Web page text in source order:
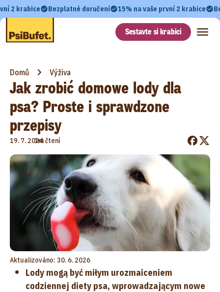
2 krabice Bezplatné doručení 15% na vaše první 2 krabice
Sestavte si krabici
Domů Výživa
Jak zrobić domowe lody dla
psa? Proste i sprawdzone
przepisy
19. 7. 2024
•
1m čtení
Aktualizováno: 30. 6. 2026
Lody mogą być miłym urozmaiceniem
codziennej diety psa, wprowadzającym nowe